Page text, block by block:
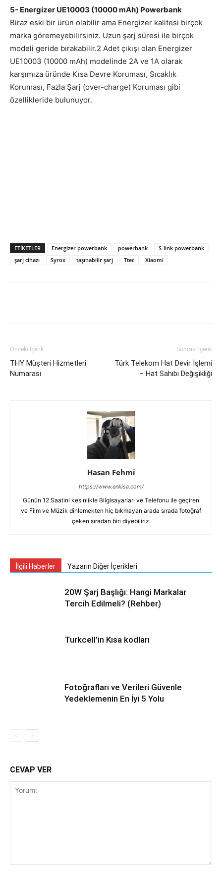
5- Energizer UE10003 (10000 mAh) Powerbank
Biraz eski bir ürün olabilir ama Energizer kalitesi birçok
marka göremeyebilirsiniz. Uzun şarj süresi ile birçok
modeli geride bırakabilir.2 Adet çıkışı olan Energizer
UE10003 (10000 mAh) modelinde 2A ve 1A olarak
karşımıza üründe Kısa Devre Koruması, Sıcaklık
Koruması, Fazla Şarj (over-charge) Koruması gibi
özellikleride bulunuyor.
ETIKETLER Energizer powerbank powerbank
S-link powerbank
şarj cihazı
Syrox taşınabilir şarj Ttec Xiaomi
Önceki İçerik
THY Müşteri Hizmetleri
Numarası
Sonraki İçerik
Türk Telekom Hat Devir İşlemi
– Hat Sahibi Değişikliği
Hasan Fehmi
https://www.enkisa.com/
Günün 12 Saatini kesinlikle Bilgisayarları ve Telefonu ile geçiren
ve Film ve Müzik dinlemekten hiç bıkmayan arada sırada fotoğraf
çeken sıradan biri diyebiliriz.
İlgili Haberler Yazarın Diğer İçerikleri
20W Şarj Başlığı: Hangi Markalar
Tercih Edilmeli? (Rehber)
Turkcell’in Kısa kodları
Fotoğrafları ve Verileri Güvenle
Yedeklemenin En İyi 5 Yolu
CEVAP VER